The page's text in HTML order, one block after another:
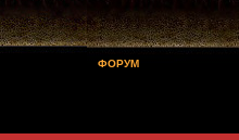
ФОРУМ